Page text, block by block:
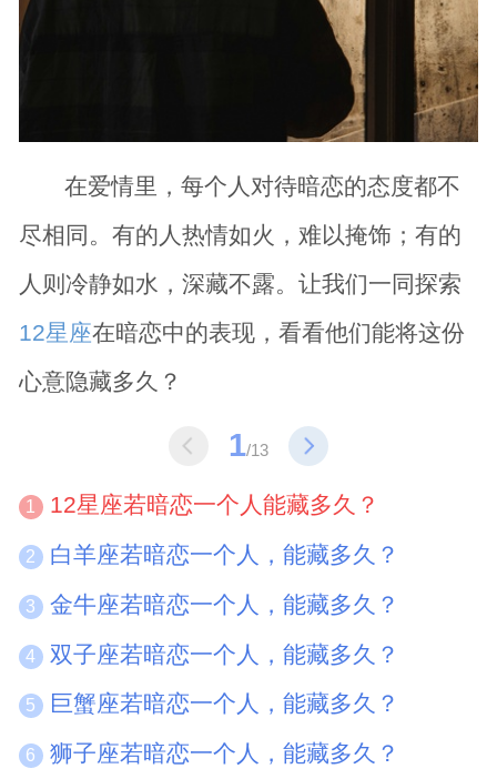
在爱情里，每个人对待暗恋的态度都不
尽相同。有的人热情如火，难以掩饰；有的
人则冷静如水，深藏不露。让我们一同探索
12星座在暗恋中的表现，看看他们能将这份
心意隐藏多久？
1/13
1 12星座若暗恋一个人能藏多久？
2 白羊座若暗恋一个人，能藏多久？
3 金牛座若暗恋一个人，能藏多久？
4 双子座若暗恋一个人，能藏多久？
5 巨蟹座若暗恋一个人，能藏多久？
6 狮子座若暗恋一个人，能藏多久？